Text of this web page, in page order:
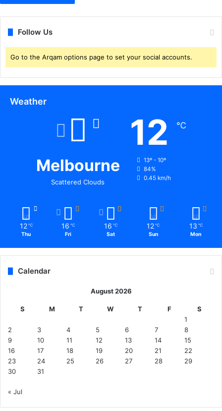
Follow Us
Go to the Arqam options page to set your social accounts.
Weather
Melbourne
Scattered Clouds
12 ℃
13º - 10º
84%
0.45 km/h
12 ℃
Thu
16 ℃
Fri
16 ℃
Sat
12 ℃
Sun
13 ℃
Mon
Calendar
August 2026
S M T W T F
S
1
2
3 4 5 6 7
8
9
10 11 12 13 14
15
16
17 18 19 20 21
22
23
24 25 26 27 28
29
30
31
« Jul